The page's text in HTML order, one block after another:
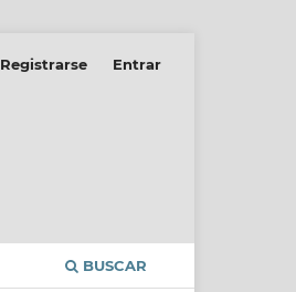
BUSCAR
Registrarse Entrar